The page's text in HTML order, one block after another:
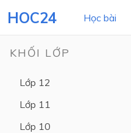
HOC24 Học bài
KHỐI LỚP
Lớp 12
Lớp 11
Lớp 10